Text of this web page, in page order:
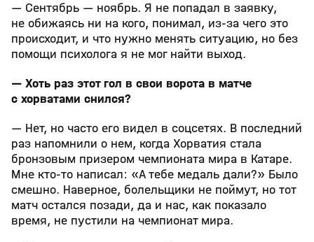
— Сентябрь — ноябрь. Я не попадал в заявку,
не обижаясь ни на кого, понимал, из-за чего это
происходит, и что нужно менять ситуацию, но без
помощи психолога я не мог найти выход.
— Хоть раз этот гол в свои ворота в матче
с хорватами снился?
— Нет, но часто его видел в соцсетях. В последний
раз напомнили о нем, когда Хорватия стала
бронзовым призером чемпионата мира в Катаре.
Мне кто-то написал: «А тебе медаль дали?» Было
смешно. Наверное, болельщики не поймут, но тот
матч остался позади, да и нас, как показало
время, не пустили на чемпионат мира.